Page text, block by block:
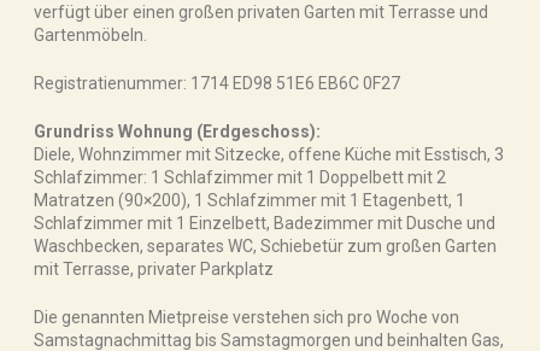
verfügt über einen großen privaten Garten mit Terrasse und
Gartenmöbeln.
Registratienummer: 1714 ED98 51E6 EB6C 0F27
Grundriss Wohnung (Erdgeschoss):
Diele, Wohnzimmer mit Sitzecke, offene Küche mit Esstisch, 3
Schlafzimmer: 1 Schlafzimmer mit 1 Doppelbett mit 2
Matratzen (90×200), 1 Schlafzimmer mit 1 Etagenbett, 1
Schlafzimmer mit 1 Einzelbett, Badezimmer mit Dusche und
Waschbecken, separates WC, Schiebetür zum großen Garten
mit Terrasse, privater Parkplatz
Die genannten Mietpreise verstehen sich pro Woche von
Samstagnachmittag bis Samstagmorgen und beinhalten Gas,